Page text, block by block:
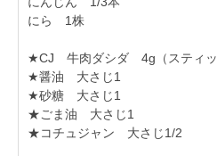
にら 1株
★CJ 牛肉ダシダ 4g（スティッ
★醤油 大さじ1
★砂糖 大さじ1
★ごま油 大さじ1
★コチュジャン 大さじ1/2